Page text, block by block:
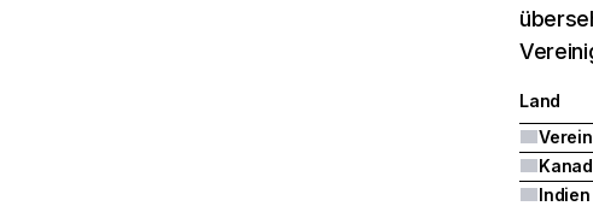
Land
Indien